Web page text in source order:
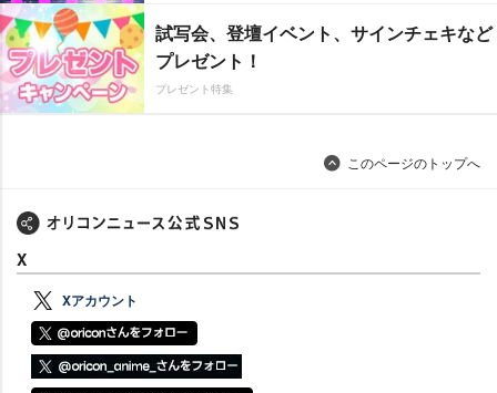
試写会、登壇イベント、サインチェキなど
プレゼント！
プレゼント特集
このページのトップへ
X
Xアカウント